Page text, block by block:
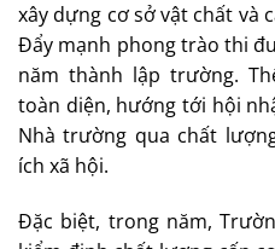
xây dựng cơ sở vật chất và
Đẩy mạnh phong trào thi
năm thành lập trường.
toàn diện, hướng tới hội
Nhà trường qua chất
ích xã hội.
Đặc biệt, trong năm,